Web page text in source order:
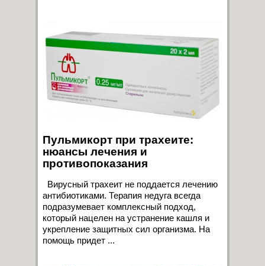
Пульмикорт при трахеите:
нюансы лечения и
противопоказания
Вирусный трахеит не поддается лечению
антибиотиками. Терапия недуга всегда
подразумевает комплексный подход,
который нацелен на устранение кашля и
укрепление защитных сил организма. На
помощь придет ...